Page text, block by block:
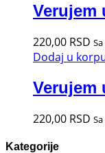
Verujem
220,00 RSD
Dodaj u
Verujem
220,00 RSD
Kategorije